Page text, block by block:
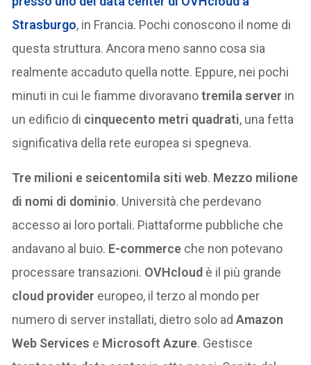
Strasburgo, in Francia. Pochi conoscono il nome di
questa struttura. Ancora meno sanno cosa sia
realmente accaduto quella notte. Eppure, nei pochi
minuti in cui le fiamme divoravanotremila server in
un edificio di cinquecento metri quadrati, una fetta
significativa della rete europea si spegneva.
Tre milioni e seicentomila siti web. Mezzo milione
di nomi di dominio. Università che perdevano
accesso ai loro portali. Piattaforme pubbliche che
andavano al buio. E-commerce che non potevano
processare transazioni. OVHcloud è il più grande
cloud provider europeo, il terzo al mondo per
numero di server installati, dietro solo adAmazon
Web Services e Microsoft Azure. Gestisce